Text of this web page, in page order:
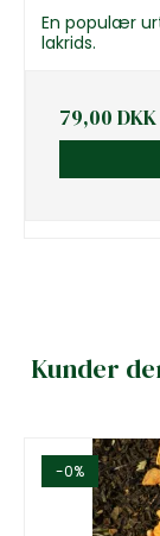
En populær
lakrids.
79,00 DKK
Kunder
-0%